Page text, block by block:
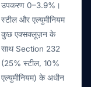
उपकरण 0–3.9%।
स्टील और एल्युमीनियम
कुछ एक्सक्लूज़न के
साथ Section 232
(25% स्टील, 10%
एल्युमीनियम) के अधीन